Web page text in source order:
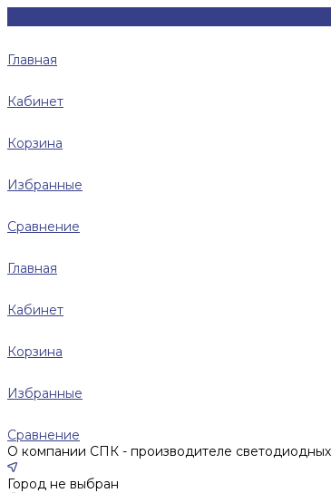
Главная
Кабинет
Корзина
Избранные
Сравнение
Главная
Кабинет
Корзина
Избранные
Сравнение
О компании СПК - производителе светодиодных
Город не выбран